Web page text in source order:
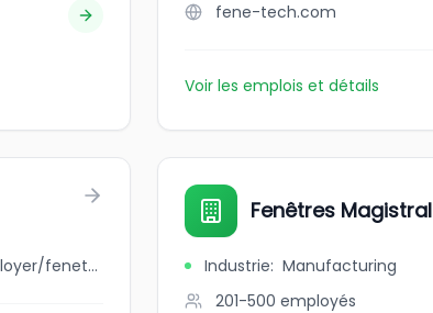
fene-tech.com
Voir les emplois et détails
jobbank.gc.ca/browsejobs/employer/fenetres+eco-verte/ca
Fenêtres Magistral
Industrie: Manufacturing
201-500 employés